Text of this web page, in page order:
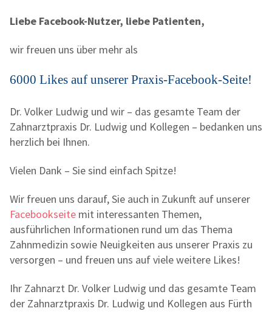
Liebe Facebook-Nutzer, liebe Patienten,
wir freuen uns über mehr als
6000 Likes auf unserer Praxis-Facebook-Seite!
Dr. Volker Ludwig und wir – das gesamte Team der
Zahnarztpraxis Dr. Ludwig und Kollegen – bedanken uns
herzlich bei Ihnen.
Vielen Dank – Sie sind einfach Spitze!
Wir freuen uns darauf, Sie auch in Zukunft auf unserer
Facebookseite mit interessanten Themen,
ausführlichen Informationen rund um das Thema
Zahnmedizin sowie Neuigkeiten aus unserer Praxis zu
versorgen – und freuen uns auf viele weitere Likes!
Ihr Zahnarzt Dr. Volker Ludwig und das gesamte Team
der Zahnarztpraxis Dr. Ludwig und Kollegen aus Fürth